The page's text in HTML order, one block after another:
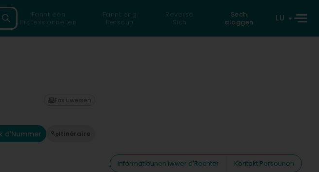
Fannt een
Professionnellen
Fannt eng
Persoun
Reverse
Sich
Sech
aloggen
LU
d'Nummer Itinéraire
Fax uweisen
Informatiounen iwwer d'Rechter
Kontakt Persounen